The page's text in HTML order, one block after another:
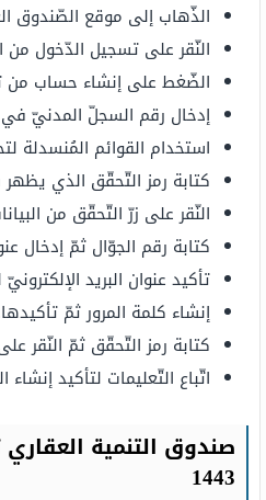
الذّهاب إلى موقع الصّندوق
النّقر على تسجيل الدّخول من
الضّغط على إنشاء حساب من
إدخال رقم السجلّ المدنيّ
استخدام القوائم المُنسدلة
كتابة رمز التّحقّق الذي
النّقر على زرّ التّحقّق من
كتابة رقم الجوّال ثمّ إدخال
تأكيد عنوان البريد
إنشاء كلمة المرور ثمّ
كتابة رمز التّحقّق ثمّ النّقر
اتّباع التّعليمات لتأكيد
صندوق التنمية
1443